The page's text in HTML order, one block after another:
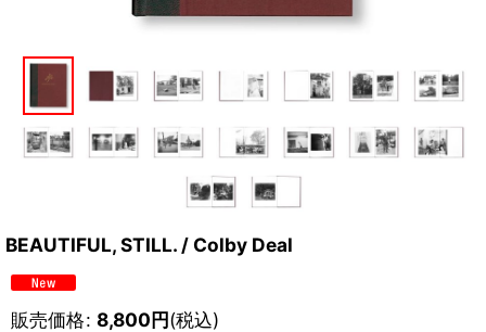
BEAUTIFUL, STILL. / Colby Deal
販売価格: 8,800円(税込)